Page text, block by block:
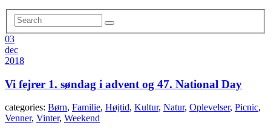
03
dec
2018
Vi fejrer 1. søndag i advent og 47. National Day
categories: Børn, Familie, Højtid, Kultur, Natur, Oplevelser, Picnic,
Venner, Vinter, Weekend